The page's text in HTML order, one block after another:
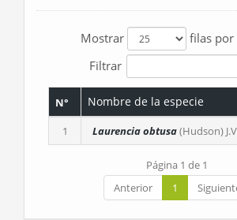
Mostrar
filas por
Filtrar
N° Nombre de la especie
1 Laurencia obtusa(Hudson)
Página 1 de 1
Anterior
1